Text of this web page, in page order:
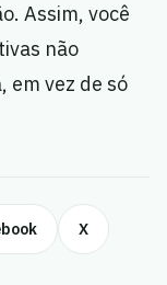
Assim, você
não
em vez de só
X